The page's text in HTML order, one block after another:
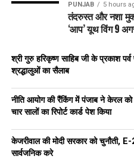
PUNJAB 5 hours
तंदरुस्त और नशा
‘आप’ यूथ विंग 9
श्री गुरु हरिकृष्ण साहिब जी के प्रकाश पर्व
श्रद्धालुओं का सैलाब
नीति आयोग की रैंकिंग में पंजाब ने केरल को
चार सालों का रिपोर्ट कार्ड पेश किया
केजरीवाल की मोदी सरकार को चुनौती, E-
सार्वजनिक करे